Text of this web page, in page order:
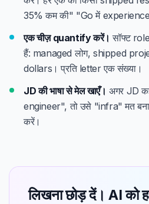
35% कम की" "Go में
एक चीज़ quantify करें। सॉफ्ट
हैं: managed लोग, shipped
dollars। प्रति letter एक संख्या।
JD की भाषा से मेल खाएँ। अगर JD
engineer", तो उसे "infra" मत
करें।
लिखना छोड़ दें। AI को